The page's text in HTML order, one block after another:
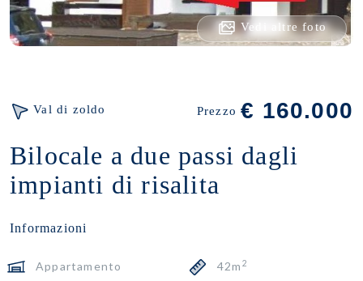
Vedi altre foto
Val di zoldo Prezzo€ 160.000
Bilocale a due passi dagli
impianti di risalita
Informazioni
Appartamento 42m 2